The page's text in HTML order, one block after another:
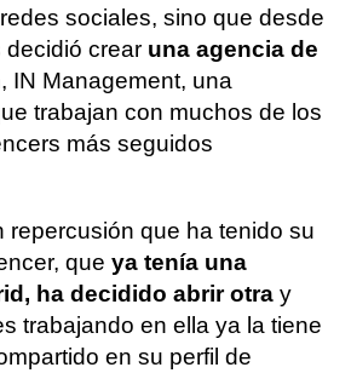
sociales, sino que desde
decidió crear una agencia de
, IN Management, una
trabajan con muchos de los
más seguidos
repercusión que ha tenido su
que ya tenía una
ha decidido abrir otra y
trabajando en ella ya la tiene
en su perfil de